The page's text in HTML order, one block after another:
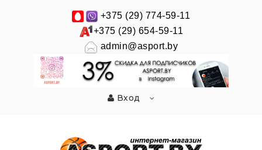
+375 (29) 774-59-11
+375 (29) 654-59-11
admin@asport.by
Вход